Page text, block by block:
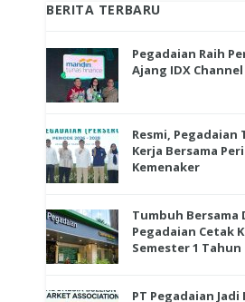
BERITA TERBARU
Pegadaian Raih
Ajang IDX Channel
Resmi, Pegadaian
Kerja Bersama
Kemenaker
Tumbuh Bersama
Pegadaian Cetak
Semester 1 Tahun
PT Pegadaian